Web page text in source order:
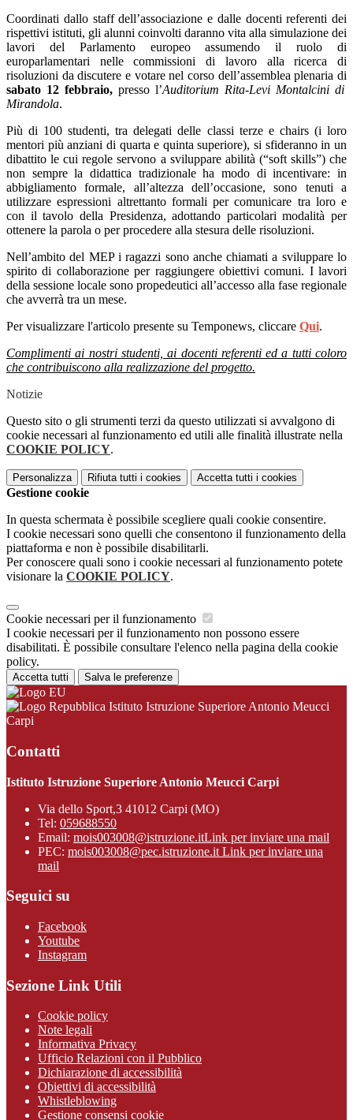
Coordinati dallo staff dell’associazione e dalle docenti referenti dei
rispettivi istituti, gli alunni coinvolti daranno vita alla simulazione dei
lavori del Parlamento europeo assumendo il ruolo di
europarlamentari nelle commissioni di lavoro alla ricerca di
risoluzioni da discutere e votare nel corso dell’assemblea plenaria di
sabato 12 febbraio, presso l’Auditorium Rita-Levi Montalcini di
Mirandola.
Più di 100 studenti, tra delegati delle classi terze e chairs (i loro
mentori più anziani di quarta e quinta superiore), si sfideranno in un
dibattito le cui regole servono a sviluppare abilità (“soft skills”) che
non sempre la didattica tradizionale ha modo di incentivare: in
abbigliamento formale, all’altezza dell’occasione, sono tenuti a
utilizzare espressioni altrettanto formali per comunicare tra loro e
con il tavolo della Presidenza, adottando particolari modalità per
ottenere la parola o per procedere alla stesura delle risoluzioni.
Nell’ambito del MEP i ragazzi sono anche chiamati a sviluppare lo
spirito di collaborazione per raggiungere obiettivi comuni. I lavori
della sessione locale sono propedeutici all’accesso alla fase regionale
che avverrà tra un mese.
Per visualizzare l'articolo presente su Temponews, cliccare Qui.
Complimenti ai nostri studenti, ai docenti referenti ed a tutti coloro
che contribuiscono alla realizzazione del progetto.
Notizie
Questo sito o gli strumenti terzi da questo utilizzati si avvalgono di
cookie necessari al funzionamento ed utili alle finalità illustrate nella
COOKIE POLICY.
Personalizza Rifiuta tutti i cookies Accetta tutti i cookies
Gestione cookie
In questa schermata è possibile scegliere quali cookie consentire.
I cookie necessari sono quelli che consentono il funzionamento della
piattaforma e non è possibile disabilitarli.
Per conoscere quali sono i cookie necessari al funzionamento potete
visionare la COOKIE POLICY.
Cookie necessari per il funzionamento
I cookie necessari per il funzionamento non possono essere
disabilitati. È possibile consultare l'elenco nella pagina della cookie
policy.
Accetta tutti Salva le preferenze
Istituto Istruzione Superiore Antonio Meucci
Carpi
Contatti
Istituto Istruzione Superiore Antonio Meucci Carpi
Via dello Sport,3 41012 Carpi (MO)
Tel: 059688550
Email: mois003008@istruzione.itLink per inviare una mail
PEC: mois003008@pec.istruzione.it Link per inviare una
mail
Seguici su
Facebook
Youtube
Instagram
Sezione Link Utili
Cookie policy
Note legali
Informativa Privacy
Ufficio Relazioni con il Pubblico
Dichiarazione di accessibilità
Obiettivi di accessibilità
Whistleblowing
Gestione consensi cookie